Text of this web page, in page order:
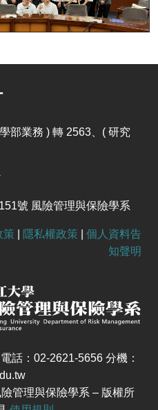
部業務 ) 轉 2563、( 研究
號 風險管理與保險學系
策 隱私權政策
個人資料告
知聲明
話：02-2621-5656 分機：
管理與保險學系 – 版權所